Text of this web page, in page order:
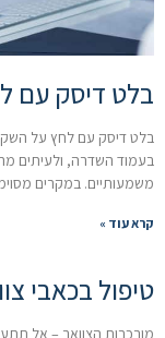
בלט דיסק עם
בלט דיסק עם לחץ על השק
בעמוד השדרה, ולעיתים
משמעותיים. במקרים
קרא עוד »
טיפול בכאבי
מורכבות הצוואר – אל